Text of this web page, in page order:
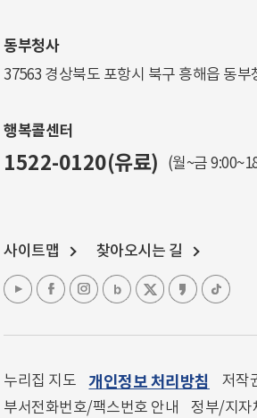
동부청사
37563 경상북도 포항시 북구 흥해읍 동부
행복콜센터
1522-0120(유료) (월~금
사이트맵 찾아오시는 길
누리집 지도 개인정보 처리방침 저작
부서전화번호/팩스번호 안내
정부/지자